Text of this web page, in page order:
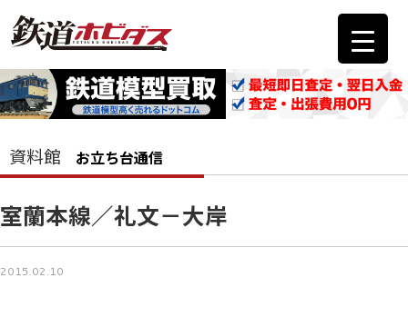
資料館 お立ち台通信
室蘭本線／礼文－大岸
2015.02.10